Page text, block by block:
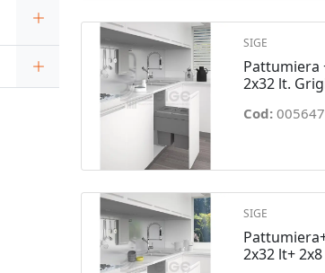
SIGE
Pattumiera
2x32 lt.
Cod:
SIGE
2x32 lt+